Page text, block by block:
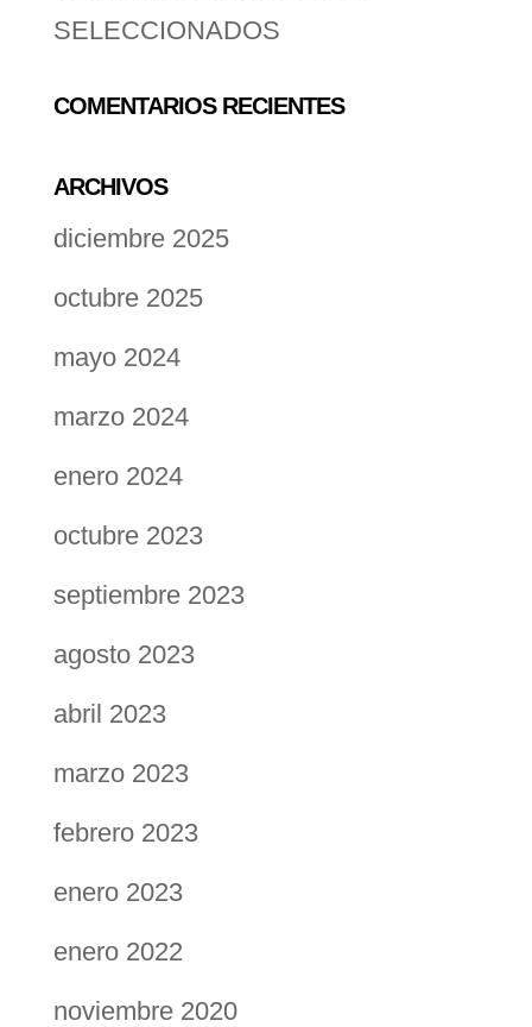
SELECCIONADOS
COMENTARIOS RECIENTES
ARCHIVOS
diciembre 2025
octubre 2025
mayo 2024
marzo 2024
enero 2024
octubre 2023
septiembre 2023
agosto 2023
abril 2023
marzo 2023
febrero 2023
enero 2023
enero 2022
noviembre 2020